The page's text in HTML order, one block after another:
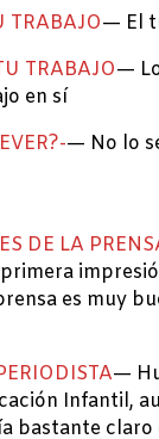
TRABAJO— El
TRABAJO—
en sí
— No lo
DE LA
es muy
—
Infantil,
bastante claro